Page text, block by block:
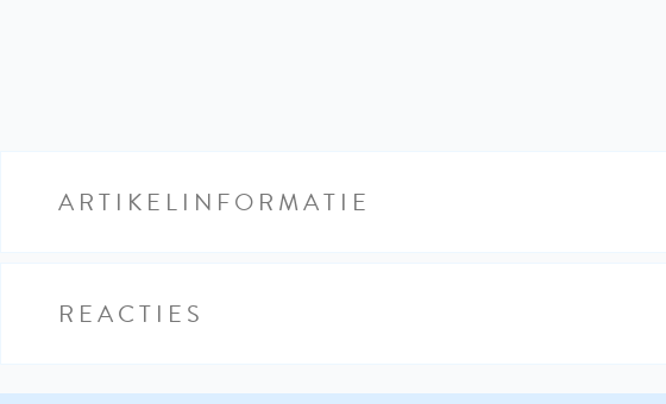
ARTIKELINFORMATIE
REACTIES